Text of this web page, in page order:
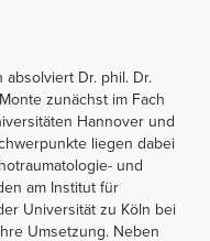
Dr. phil. Dr.
zunächst im Fach
Hannover und
liegen dabei
und
am Institut für
Universität zu Köln bei
Umsetzung. Neben